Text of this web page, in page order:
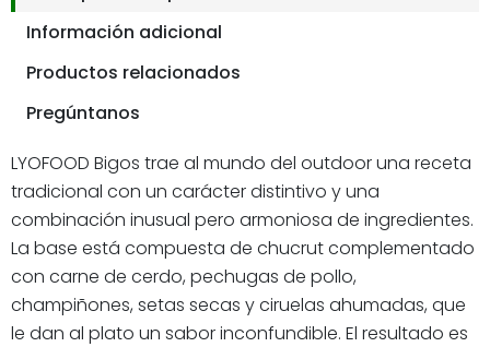
Información adicional
Productos relacionados
Pregúntanos
LYOFOOD Bigos trae al mundo del outdoor una receta
tradicional con un carácter distintivo y una
combinación inusual pero armoniosa de ingredientes.
La base está compuesta de chucrut complementado
con carne de cerdo, pechugas de pollo,
champiñones, setas secas y ciruelas ahumadas, que
le dan al plato un sabor inconfundible. El resultado es